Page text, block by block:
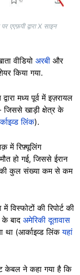
एएफ़पी द्वारा X साइन
वीडियो अरबी और
किया गया.
मध्य पूर्व में इज़रायल
जिससे खाड़ी क्षेत्र के
लिंक).
में रिफ़्यूलिंग
हो गई, जिससे ईरान
की कुल संख्या कम से कम
विस्फोटों की रिपोर्ट की
के बाद अमेरिकी दूतावास
था (आर्काइव्ड लिंकयहां
केबल ने कहा गया है कि